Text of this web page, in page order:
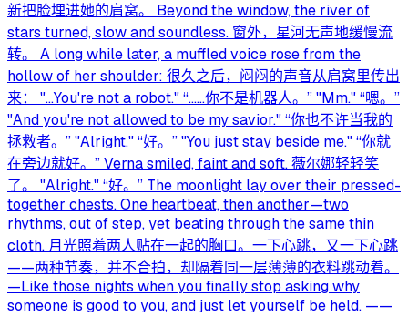
新把脸埋进她的肩窝。 Beyond the window, the river of
stars turned, slow and soundless. 窗外，星河无声地缓慢流
转。 A long while later, a muffled voice rose from the
hollow of her shoulder: 很久之后，闷闷的声音从肩窝里传出
来： "…You're not a robot." “……你不是机器人。” "Mm." “嗯。”
"And you're not allowed to be my savior." “你也不许当我的
拯救者。” "Alright." “好。” "You just stay beside me." “你就
在旁边就好。” Verna smiled, faint and soft. 薇尔娜轻轻笑
了。 "Alright." “好。” The moonlight lay over their pressed-
together chests. One heartbeat, then another—two
rhythms, out of step, yet beating through the same thin
cloth. 月光照着两人贴在一起的胸口。一下心跳，又一下心跳
——两种节奏，并不合拍，却隔着同一层薄薄的衣料跳动着。
—Like those nights when you finally stop asking why
someone is good to you, and just let yourself be held. ——